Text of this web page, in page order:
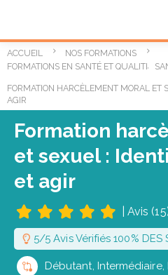
ACCUEIL
NOS FORMATIONS
FORMATIONS EN SANTÉ ET QUALITÉ DE
,
FORMATION HARCÈLEMENT MORAL ET
AGIR
Formation
et sexuel :
et agir
Avis
5/5 Avis Vérifiés 100% DES
Débutant, Intermédiaire,